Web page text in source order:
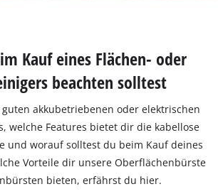
Kauf eines Flächen- oder
beachten solltest
akkubetriebenen oder elektrischen
welche Features bietet dir die kabellose
und worauf solltest du beim Kauf deines
Vorteile dir unsere Oberflächenbürste
bieten, erfährst du hier.